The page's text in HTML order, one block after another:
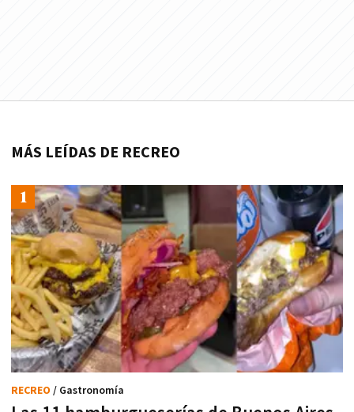
MÁS LEÍDAS DE RECREO
RECREO / Gastronomía